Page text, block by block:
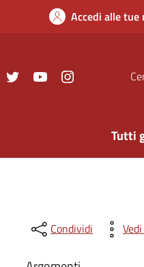
Accedi alle tue
FacebookTwitter Youtube
Tutti
Condividi